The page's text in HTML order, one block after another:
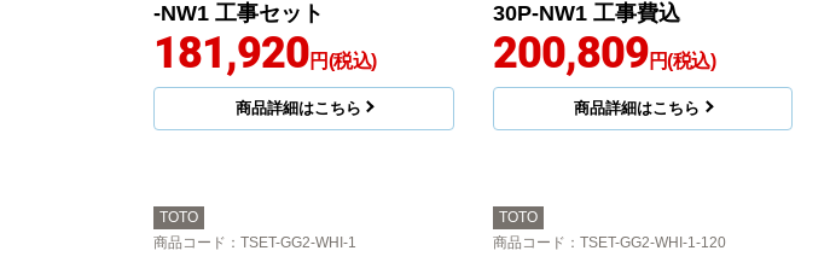
-NW1 工事セット
181,920円(税込)
商品詳細はこちら
30P-NW1 工事費込
200,809円(税込)
商品詳細はこちら
TOTO
商品コード ：TSET-GG2-WHI-1
TOTO
商品コード ：TSET-GG2-WHI-1-120